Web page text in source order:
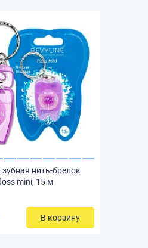
нить-брелок
mini, 15 м
В корзину